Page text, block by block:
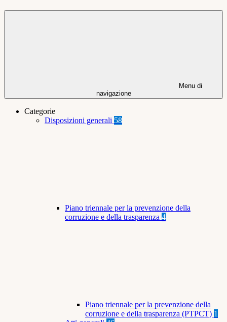
Menu di
navigazione
Categorie
Disposizioni generali 58
Piano triennale per la prevenzione della
corruzione e della trasparenza 4
Piano triennale per la prevenzione della
corruzione e della trasparenza (PTPCT) 1